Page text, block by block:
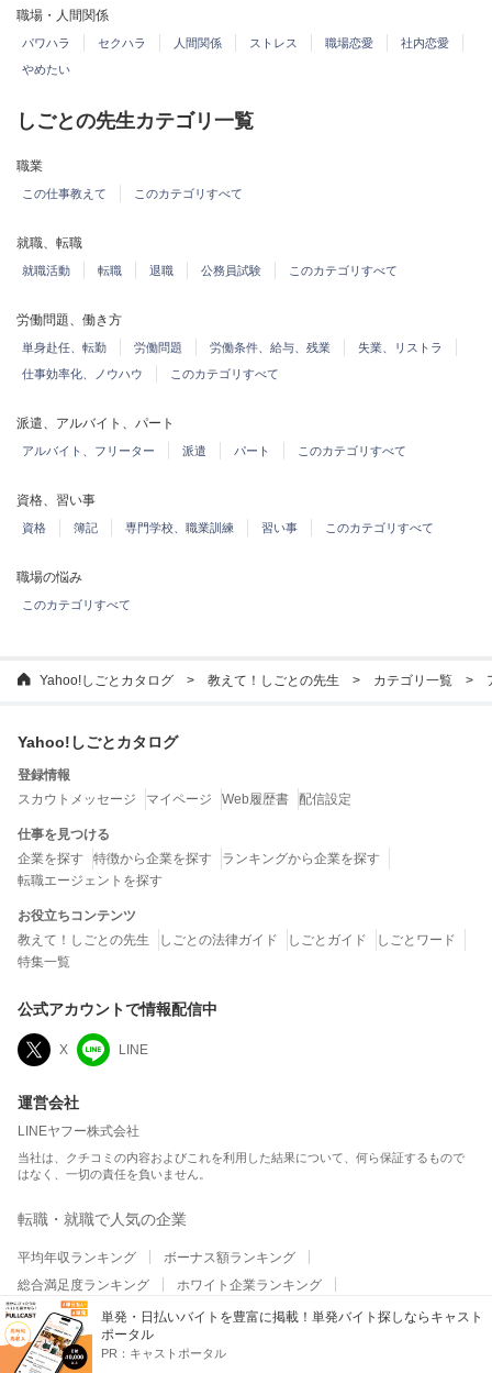
職場・人間関係
パワハラ セクハラ 人間関係 ストレス 職場恋愛
社内恋愛
やめたい
しごとの先生カテゴリ一覧
職業
この仕事教えて このカテゴリすべて
就職、転職
就職活動 転職 退職 公務員試験 このカテゴリすべて
労働問題、働き方
単身赴任、転勤 労働問題 労働条件、給与、残業
失業、リストラ
仕事効率化、ノウハウ
このカテゴリすべて
派遣、アルバイト、パート
アルバイト、フリーター 派遣 パート このカテゴリすべて
資格、習い事
資格 簿記 専門学校、職業訓練 習い事 このカテゴリすべて
職場の悩み
このカテゴリすべて
Yahoo!しごとカタログ 教えて！しごとの先生 カテゴリ一覧
単発・日払いバイトを豊富に掲載！単発バイト探しならキャスト
ポータル
PR： キャストポータル
Yahoo!しごとカタログ
登録情報
スカウトメッセージ
マイページ Web履歴書 配信設定
仕事を見つける
企業を探す
特徴から企業を探す
ランキングから企業を探す
転職エージェントを探す
お役立ちコンテンツ
教えて！しごとの先生
しごとの法律ガイド しごとガイド
しごとワード
特集一覧
公式アカウントで情報配信中
X LINE
運営会社
LINEヤフー株式会社
当社は、クチコミの内容およびこれを利用した結果について、何ら保証するもので
はなく、一切の責任を負いません。
転職・就職で人気の企業
平均年収ランキング
ボーナス額ランキング
総合満足度ランキング
ホワイト企業ランキング
ワークライフバランスランキング
職場の人間関係ランキング
平均残業時間ランキング
給与・昇給・福利厚生ランキング